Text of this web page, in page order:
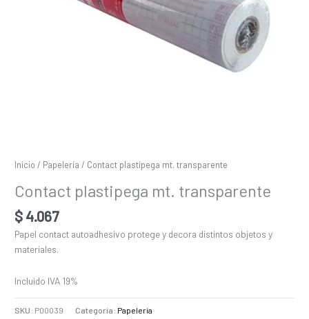
Inicio / Papelería / Contact plastipega mt. transparente
Contact plastipega mt. transparente
$ 4.067
Papel contact autoadhesivo protege y decora distintos objetos y
materiales.
Incluido IVA 19%
SKU: P00039 Categoría: Papelería